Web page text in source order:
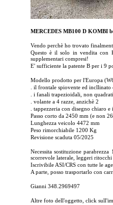
MERCEDES MB100 D KOMBI
Vendo perchè ho trovato
Questo è il solo in vendita con
supplementari compresi!
E' sufficiente la patente B per i 9
Modello prodotto per l'Europa
. il frontale spiovente ed incllinato
. i fanali trapezioidali, non quadrati
. volante a 4 razze, anzichè 2
. tappezzeria con disegno chiaro
Passo corto da 2450 mm (e non
Lunghezza veicolo 4472 mm
Peso rimorchiabile 1200 Kg
Revisione scaduta 05/2025
Necessita sostituzione
scorrevole laterale, leggeri ritocchi
Iscrivibile ASI/CRS con tutte le
A parte, posso trasportarlo con
Gianni 348.2969497
Altre foto dell'oggetto, click